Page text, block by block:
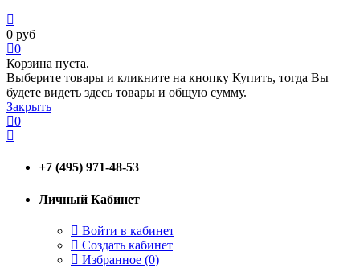
0 руб
0
Корзина пуста.
Выберите товары и кликните на кнопку Купить, тогда Вы
будете видеть здесь товары и общую сумму.
Закрыть
0
+7 (495) 971-48-53
Личный Кабинет
Войти в кабинет
Создать кабинет
Избранное (0)